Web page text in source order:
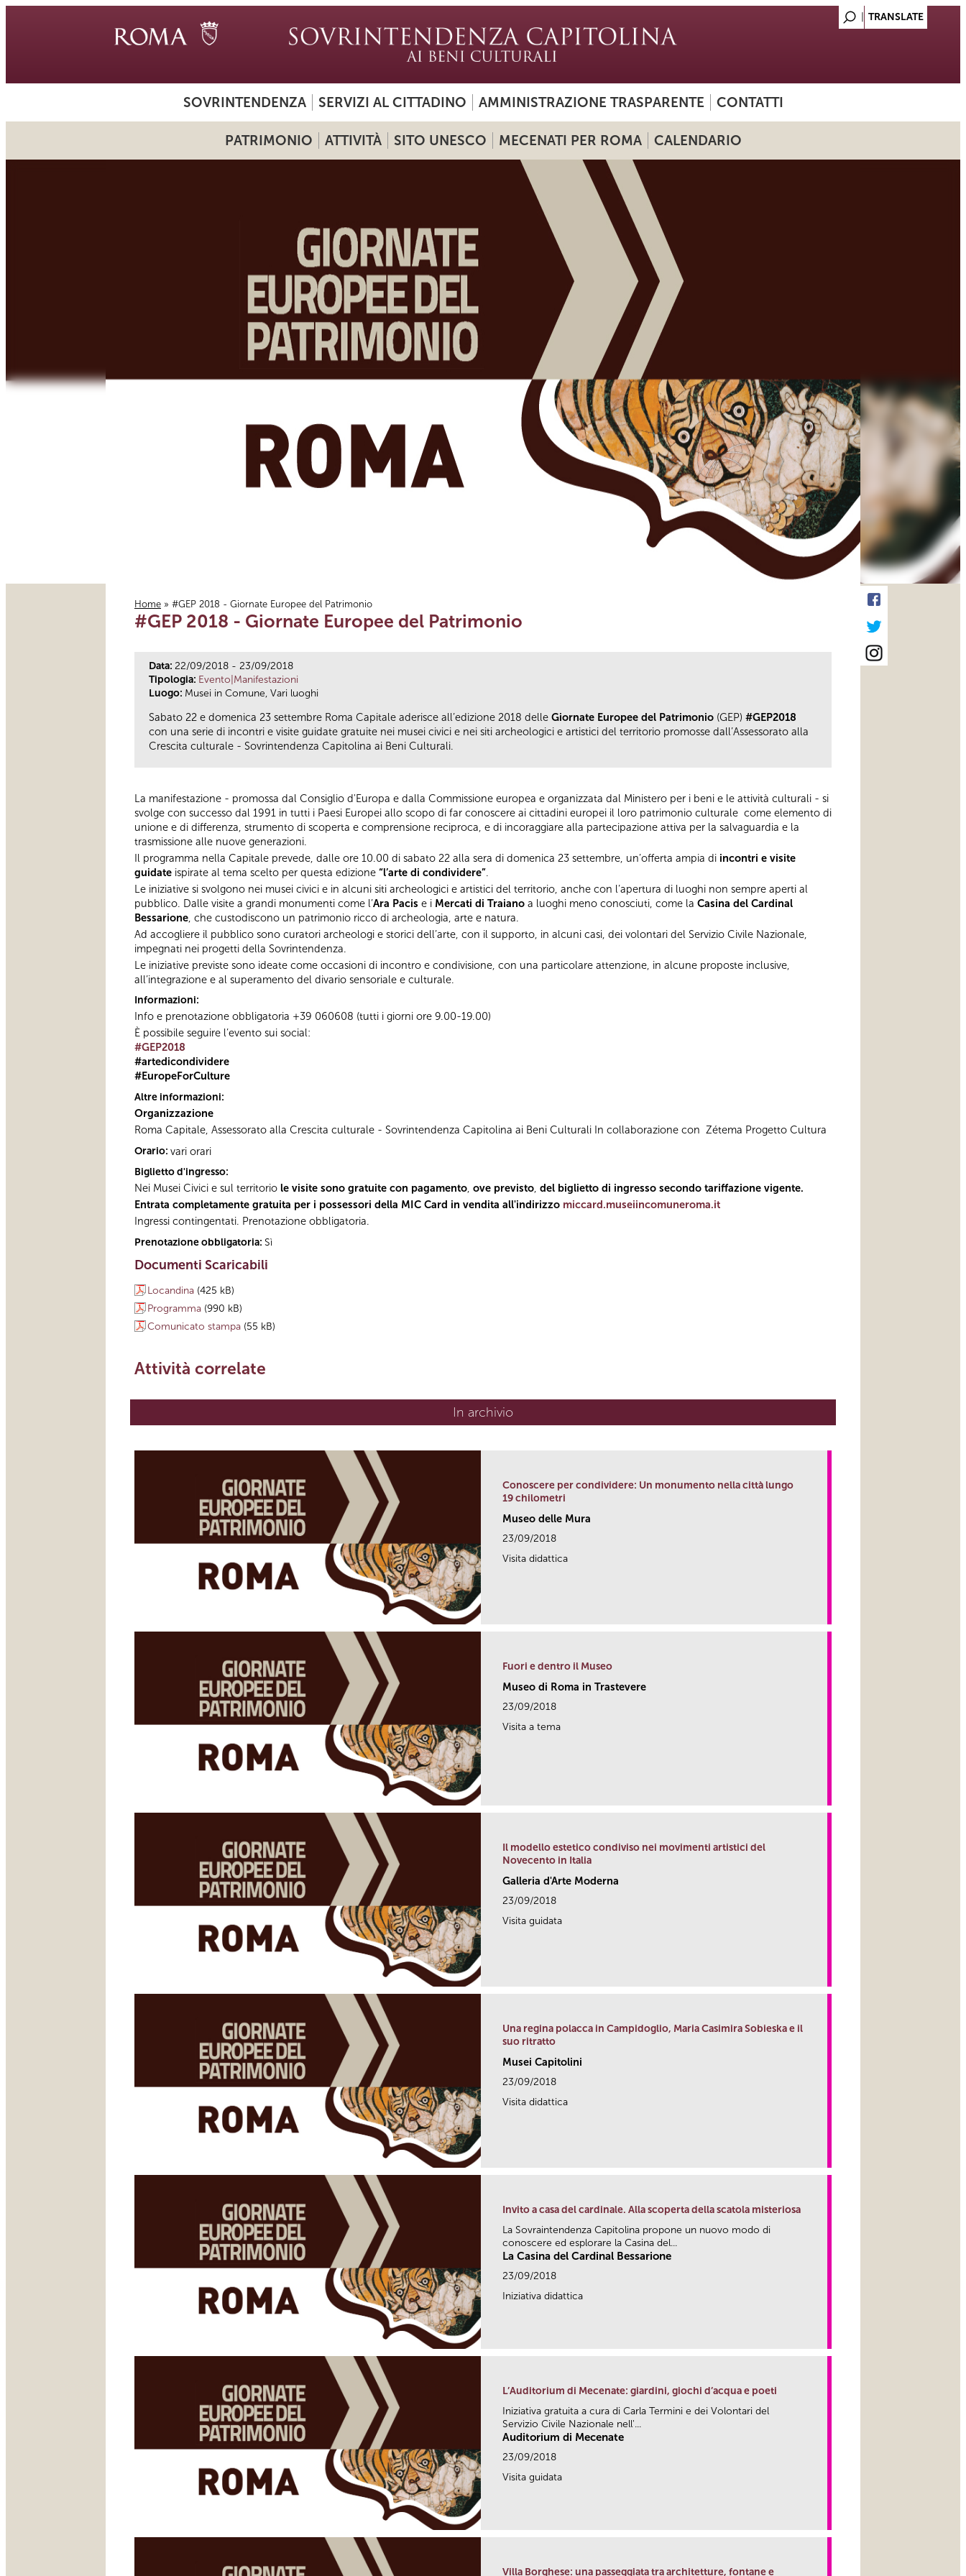
SOVRINTENDENZA SERVIZI AL CITTADINO AMMINISTRAZIONE TRASPARENTE CONTATTI
PATRIMONIO ATTIVITÀ SITO UNESCO MECENATI PER ROMA CALENDARIO
Tu sei qui
Home » #GEP 2018 - Giornate Europee del Patrimonio
#GEP 2018 - Giornate Europee del Patrimonio
Data: 22/09/2018 - 23/09/2018
Tipologia: Evento|Manifestazioni
Luogo: Musei in Comune, Vari luoghi
Sabato 22 e domenica 23 settembre Roma Capitale aderisce all’edizione 2018 delle Giornate Europee del Patrimonio (GEP) #GEP2018
con una serie di incontri e visite guidate gratuite nei musei civici e nei siti archeologici e artistici del territorio promosse dall’Assessorato alla
Crescita culturale - Sovrintendenza Capitolina ai Beni Culturali.
La manifestazione - promossa dal Consiglio d'Europa e dalla Commissione europea e organizzata dal Ministero per i beni e le attività culturali - si
svolge con successo dal 1991 in tutti i Paesi Europei allo scopo di far conoscere ai cittadini europei il loro patrimonio culturale come elemento di
unione e di differenza, strumento di scoperta e comprensione reciproca, e di incoraggiare alla partecipazione attiva per la salvaguardia e la
trasmissione alle nuove generazioni.
Il programma nella Capitale prevede, dalle ore 10.00 di sabato 22 alla sera di domenica 23 settembre, un’offerta ampia di incontri e visite
guidate ispirate al tema scelto per questa edizione “l’arte di condividere”.
Le iniziative si svolgono nei musei civici e in alcuni siti archeologici e artistici del territorio, anche con l’apertura di luoghi non sempre aperti al
pubblico. Dalle visite a grandi monumenti come l’Ara Pacis e i Mercati di Traiano a luoghi meno conosciuti, come la Casina del Cardinal
Bessarione, che custodiscono un patrimonio ricco di archeologia, arte e natura.
Ad accogliere il pubblico sono curatori archeologi e storici dell’arte, con il supporto, in alcuni casi, dei volontari del Servizio Civile Nazionale,
impegnati nei progetti della Sovrintendenza.
Le iniziative previste sono ideate come occasioni di incontro e condivisione, con una particolare attenzione, in alcune proposte inclusive,
all’integrazione e al superamento del divario sensoriale e culturale.
Informazioni:
Info e prenotazione obbligatoria +39 060608 (tutti i giorni ore 9.00-19.00)
È possibile seguire l’evento sui social:
#GEP2018
#artedicondividere
#EuropeForCulture
Altre informazioni:
Organizzazione
Roma Capitale, Assessorato alla Crescita culturale - Sovrintendenza Capitolina ai Beni Culturali In collaborazione con Zétema Progetto Cultura
Orario: vari orari
Biglietto d'ingresso:
Nei Musei Civici e sul territorio le visite sono gratuite con pagamento, ove previsto, del biglietto di ingresso secondo tariffazione vigente.
Entrata completamente gratuita per i possessori della MIC Card in vendita all'indirizzo miccard.museiincomuneroma.it
Ingressi contingentati. Prenotazione obbligatoria.
Prenotazione obbligatoria: Sì
Documenti Scaricabili
Locandina (425 kB)
Programma (990 kB)
Comunicato stampa (55 kB)
Attività correlate
In archivio
Conoscere per condividere: Un monumento nella città lungo
19 chilometri
Museo delle Mura
23/09/2018
Visita didattica
Fuori e dentro il Museo
Museo di Roma in Trastevere
23/09/2018
Visita a tema
Il modello estetico condiviso nei movimenti artistici del
Novecento in Italia
Galleria d'Arte Moderna
23/09/2018
Visita guidata
Una regina polacca in Campidoglio, Maria Casimira Sobieska e il
suo ritratto
Musei Capitolini
23/09/2018
Visita didattica
Invito a casa del cardinale. Alla scoperta della scatola misteriosa
La Sovraintendenza Capitolina propone un nuovo modo di
conoscere ed esplorare la Casina del...
La Casina del Cardinal Bessarione
23/09/2018
Iniziativa didattica
L’Auditorium di Mecenate: giardini, giochi d’acqua e poeti
Iniziativa gratuita a cura di Carla Termini e dei Volontari del
Servizio Civile Nazionale nell'...
Auditorium di Mecenate
23/09/2018
Visita guidata
Villa Borghese: una passeggiata tra architetture, fontane e